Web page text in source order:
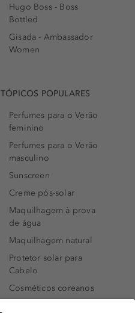
Hugo Boss - Boss
Bottled
Gisada - Ambassador
Women
TÓPICOS POPULARES
Perfumes para o Verão
feminino
Perfumes para o Verão
masculino
Sunscreen
Creme pós-solar
Maquilhagem à prova
de água
Maquilhagem natural
Protetor solar para
Cabelo
Cosméticos coreanos